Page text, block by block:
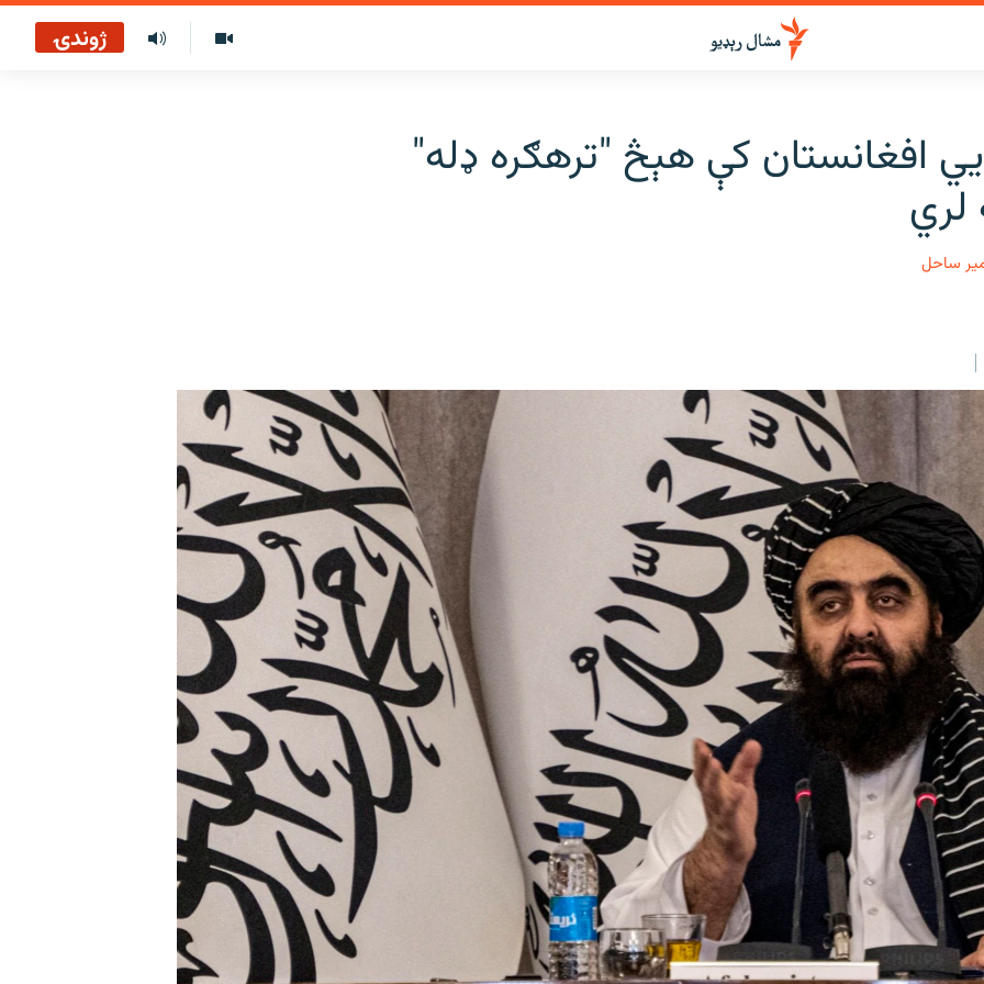
ژوندۍ
افغانستان کې هېڅ "ترهګره ډله"
لري
ساحل